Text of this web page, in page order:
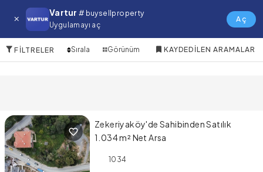
Vartur # buysellproperty
Uygulamayı aç
Aç
Arnavutkoy Satılık Arsa
FILTRELER Sırala Görünüm KAYDEDILEN ARAMALAR
Zekeriyaköy'de Sahibinden Satılık
1.034 m² Net Arsa
1034